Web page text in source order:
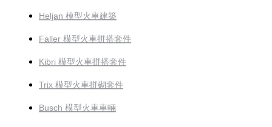
Heljan 模型火車建築
Faller 模型火車拼搭套件
Kibri 模型火車拼搭套件
Trix 模型火車拼砌套件
Busch 模型火車車輛